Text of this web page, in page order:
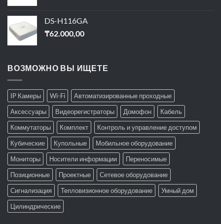
DS-H116GA
₸62.000,00
ВОЗМОЖНО ВЫ ИЩЕТЕ
IP Камеры Wi-Fi
Автоматизированные проходные
Аксессуары
Видеорегистраторы Домофон
Кабель
Коммутаторы
Комплект
Контроль и управление доступом
Кубические
Купольные
Мобильное оборудование
Мониторы
Носители информации
Переносимые
Позиционные
Проектные
Сетевое оборудование
Сигнализация
Тепловизионное оборудование
Умный дом
Цилиндрические